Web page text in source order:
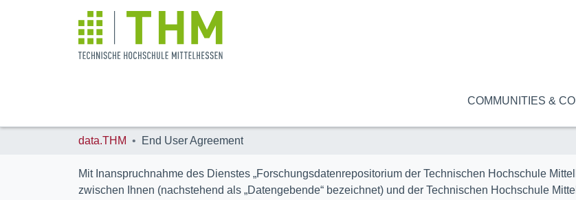
COMMUNITIES &
data.THM End User Agreement
Mit Inanspruchnahme des Dienstes „Forschungsdatenrepositorium der Technischen Hochschule
zwischen Ihnen (nachstehend als „Datengebende“ bezeichnet) und der Technischen Hochschule